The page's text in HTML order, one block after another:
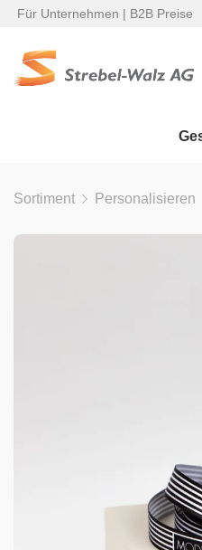
Für Unternehmen | B2B Preise
Sortiment Personalisieren